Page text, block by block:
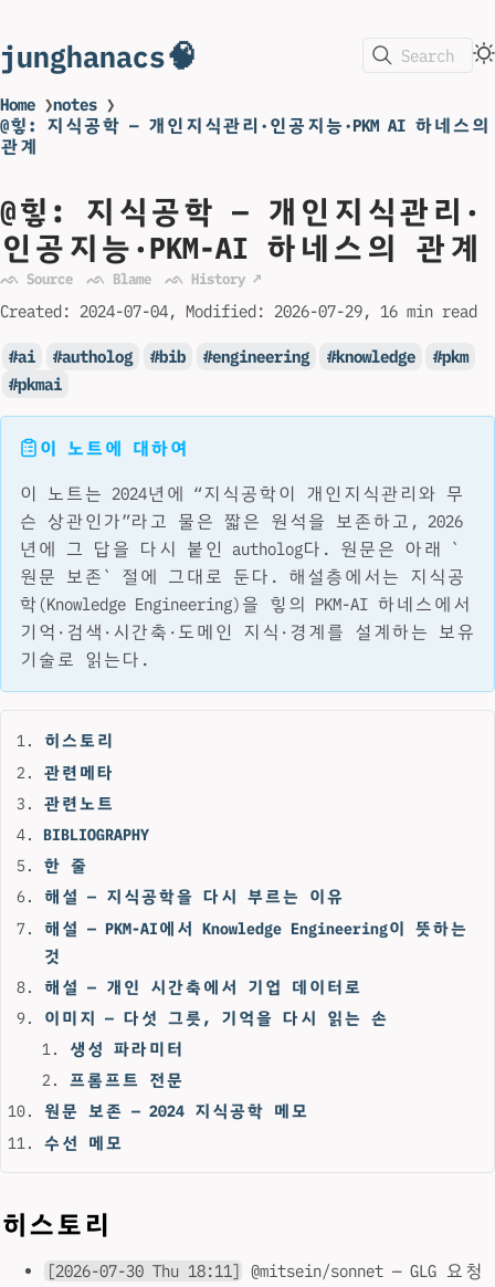
junghanacs🧠 Search
Home ❯notes ❯
@힣: 지식공학 — 개인지식관리·인공지능·PKM AI 하네스의
관계
@힣: 지식공학 — 개인지식관리·
인공지능·PKM-AI 하네스의 관계
ᨒ Source ᨒ Blame ᨒ History ↗
Created: 2024-07-04 Modified: 2026-07-29 16 min read
ai autholog bib engineering knowledge
pkm
pkmai
이 노트에 대하여
이 노트는 2024년에 “지식공학이 개인지식관리와 무
슨 상관인가”라고 물은 짧은 원석을 보존하고, 2026
년에 그 답을 다시 붙인 autholog다. 원문은 아래 `
원문 보존` 절에 그대로 둔다. 해설층에서는 지식공
학(Knowledge Engineering)을 힣의 PKM-AI 하네스에서
기억·검색·시간축·도메인 지식·경계를 설계하는 보유
기술로 읽는다.
히스토리
관련메타
관련노트
BIBLIOGRAPHY
한 줄
해설 — 지식공학을 다시 부르는 이유
해설 — PKM-AI에서 Knowledge Engineering이 뜻하는
것
해설 — 개인 시간축에서 기업 데이터로
이미지 — 다섯 그릇, 기억을 다시 읽는 손
생성 파라미터
프롬프트 전문
원문 보존 — 2024 지식공학 메모
수선 메모
히스토리
[2026-07-30 Thu 18:11] @mitsein/sonnet — GLG 요청